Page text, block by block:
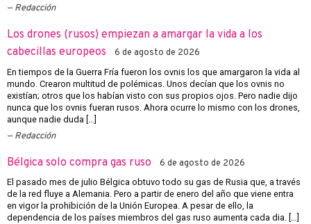
Redacción
Los drones (rusos) empiezan a amargar la vida a los
cabecillas europeos
6 de agosto de 2026
En tiempos de la Guerra Fría fueron los ovnis los que amargaron la vida al
mundo. Crearon multitud de polémicas. Unos decían que los ovnis no
existían; otros que los habían visto con sus propios ojos. Pero nadie dijo
nunca que los ovnis fueran rusos. Ahora ocurre lo mismo con los drones,
aunque nadie duda […]
Redacción
Bélgica solo compra gas ruso 6 de agosto de 2026
El pasado mes de julio Bélgica obtuvo todo su gas de Rusia que, a través
de la red fluye a Alemania. Pero a partir de enero del año que viene entra
en vigor la prohibición de la Unión Europea. A pesar de ello, la
dependencia de los países miembros del gas ruso aumenta cada dia. […]